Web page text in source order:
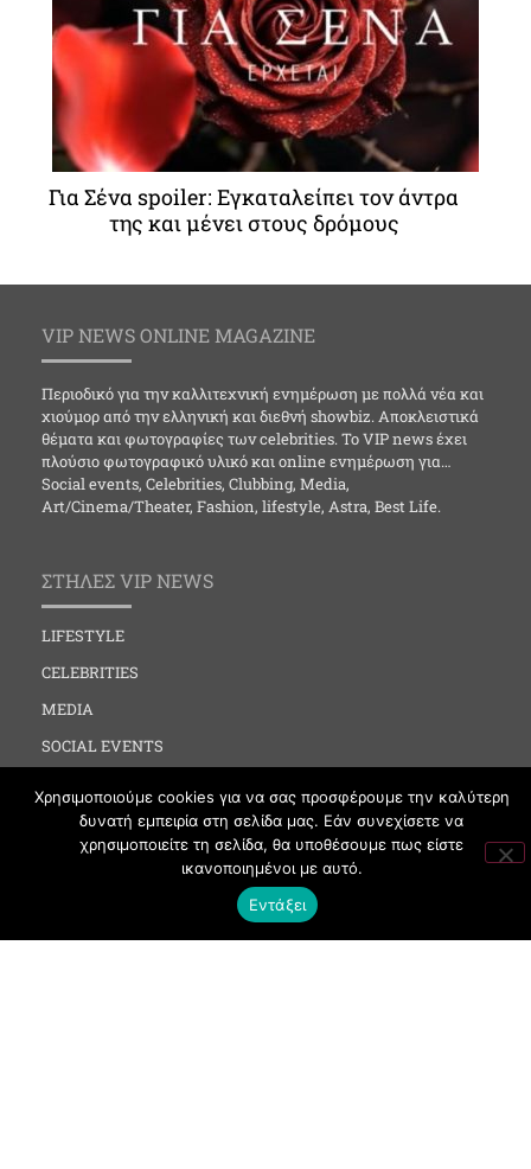
Για Σένα spoiler: Εγκαταλείπει τον άντρα
της και μένει στους δρόμους
VIP NEWS ONLINE MAGAZINE
Περιοδικό για την καλλιτεχνική ενημέρωση με πολλά νέα και
χιούμορ από την ελληνική και διεθνή showbiz. Αποκλειστικά
θέματα και φωτογραφίες των celebrities. Το VIP news έχει
πλούσιο φωτογραφικό υλικό και online ενημέρωση για…
Social events, Celebrities, Clubbing, Media,
Art/Cinema/Theater, Fashion, lifestyle, Astra, Best Life.
ΣΤΗΛΕΣ VIP NEWS
LIFESTYLE
CELEBRITIES
MEDIA
SOCIAL EVENTS
FASHION
NEWS
Χρησιμοποιούμε cookies για να σας προσφέρουμε την καλύτερη
δυνατή εμπειρία στη σελίδα μας. Εάν συνεχίσετε να
χρησιμοποιείτε τη σελίδα, θα υποθέσουμε πως είστε
ικανοποιημένοι με αυτό.
Εντάξει